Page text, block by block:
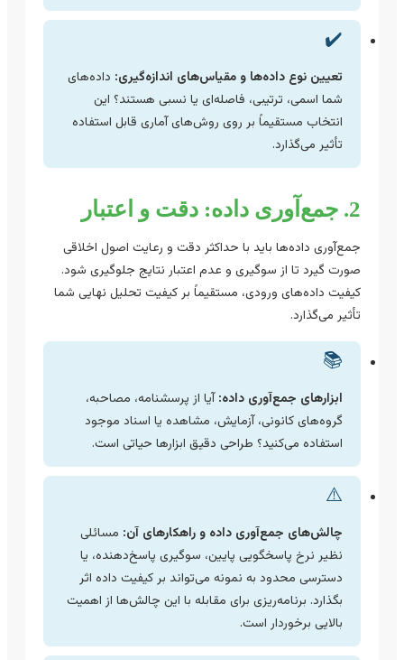
✔️
تعیین نوع داده‌ها و مقیاس‌های اندازه‌گیری:داده‌های
شما اسمی، ترتیبی، فاصله‌ای یا نسبی هستند؟ این
انتخاب مستقیماً بر روی روش‌های آماری قابل استفاده
تأثیر می‌گذارد.
جمع‌آوری داده‌ها باید با حداکثر دقت و رعایت اصول اخلاقی
صورت گیرد تا از سوگیری و عدم اعتبار نتایج جلوگیری شود.
کیفیت داده‌های ورودی، مستقیماً بر کیفیت تحلیل نهایی شما
تأثیر می‌گذارد.
📚
ابزارهای جمع‌آوری داده: آیا از پرسشنامه، مصاحبه،
گروه‌های کانونی، آزمایش، مشاهده یا اسناد موجود
استفاده می‌کنید؟ طراحی دقیق ابزارها حیاتی است.
⚠️
چالش‌های جمع‌آوری داده و راهکارهای آن:مسائلی
نظیر نرخ پاسخگویی پایین، سوگیری پاسخ‌دهنده، یا
دسترسی محدود به نمونه می‌تواند بر کیفیت داده اثر
بگذارد. برنامه‌ریزی برای مقابله با این چالش‌ها از اهمیت
بالایی برخوردار است.